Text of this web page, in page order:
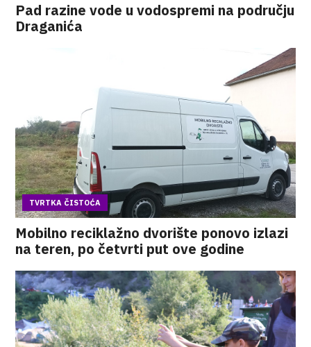
Pad razine vode u vodospremi na području
Draganića
TVRTKA ČISTOĆA
Mobilno reciklažno dvorište ponovo izlazi
na teren, po četvrti put ove godine